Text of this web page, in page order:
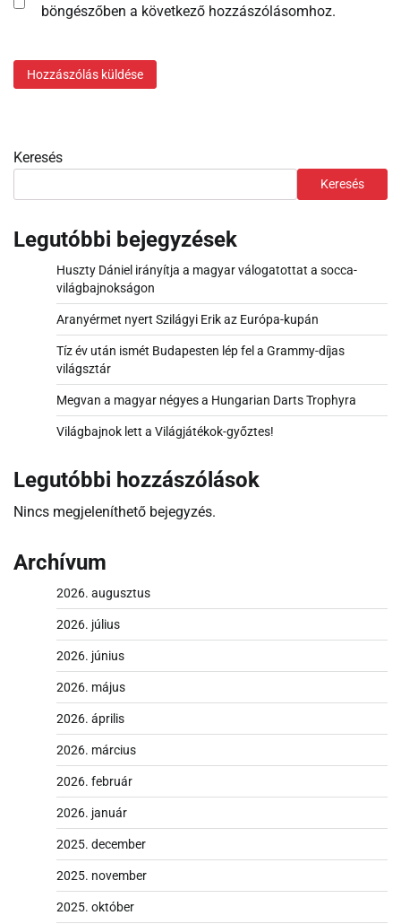
böngészőben a következő hozzászólásomhoz.
Keresés
Keresés
Legutóbbi bejegyzések
Huszty Dániel irányítja a magyar válogatottat a socca-
világbajnokságon
Aranyérmet nyert Szilágyi Erik az Európa-kupán
Tíz év után ismét Budapesten lép fel a Grammy-díjas
világsztár
Megvan a magyar négyes a Hungarian Darts Trophyra
Világbajnok lett a Világjátékok-győztes!
Legutóbbi hozzászólások
Nincs megjeleníthető bejegyzés.
Archívum
2026. augusztus
2026. július
2026. június
2026. május
2026. április
2026. március
2026. február
2026. január
2025. december
2025. november
2025. október